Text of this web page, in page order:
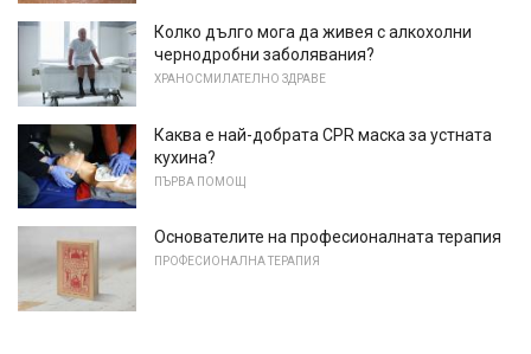
Колко дълго мога да живея с алкохолни
чернодробни заболявания?
ХРАНОСМИЛАТЕЛНО ЗДРАВЕ
Каква е най-добрата CPR маска за устната
кухина?
ПЪРВА ПОМОЩ
Основателите на професионалната терапия
ПРОФЕСИОНАЛНА ТЕРАПИЯ